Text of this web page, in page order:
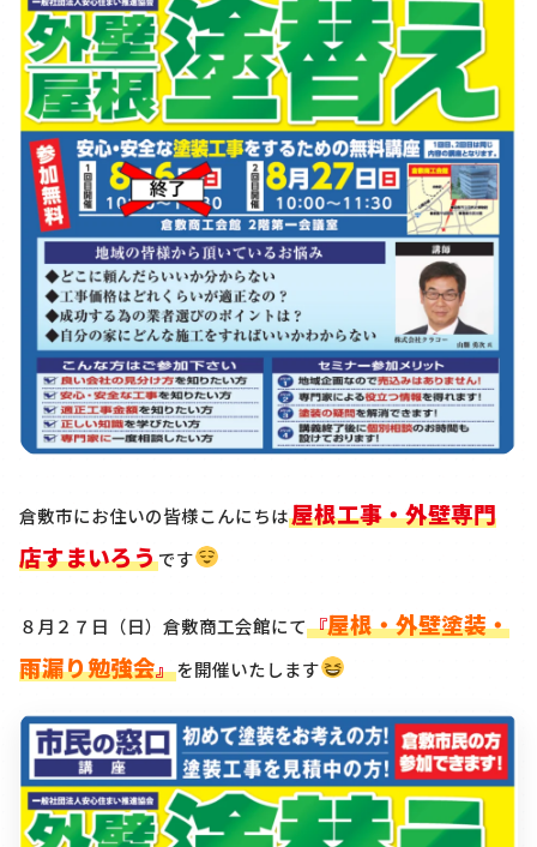
倉敷市にお住いの皆様こんにちは屋根工事・外壁専門
店すまいろうです
８月２７日（日）倉敷商工会館にて『屋根・外壁塗装・
雨漏り勉強会』を開催いたします